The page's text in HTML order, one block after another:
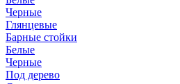
Черные
Глянцевые
Барные стойки
Белые
Черные
Под дерево